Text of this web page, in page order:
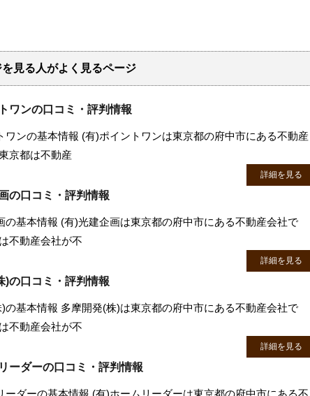
を見る人がよく見るページ
ワンの口コミ・評判情報
ワンの基本情報 (有)ポイントワンは東京都の府中市にある不動産
京都は不動産
詳細を見る
の口コミ・評判情報
の基本情報 (有)光建企画は東京都の府中市にある不動産会社で
不動産会社が不
詳細を見る
)の口コミ・評判情報
の基本情報 多摩開発(株)は東京都の府中市にある不動産会社で
不動産会社が不
詳細を見る
ーダーの口コミ・評判情報
ーダーの基本情報 (有)ホームリーダーは東京都の府中市にある不